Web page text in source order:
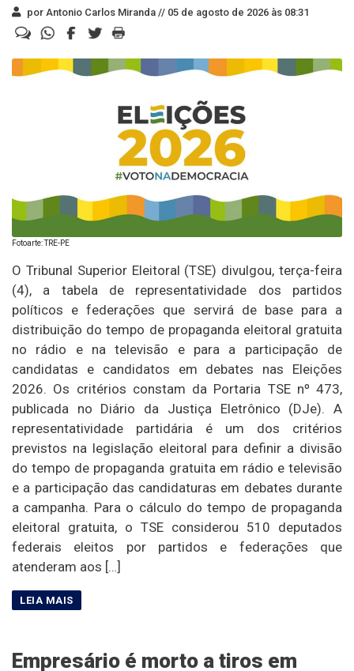
por Antonio Carlos Miranda // 05 de agosto de 2026 às 08:31
Fotoarte: TRE-PE
O Tribunal Superior Eleitoral (TSE) divulgou, terça-feira
(4), a tabela de representatividade dos partidos
políticos e federações que servirá de base para a
distribuição do tempo de propaganda eleitoral gratuita
no rádio e na televisão e para a participação de
candidatas e candidatos em debates nas Eleições
2026. Os critérios constam da Portaria TSE nº 473,
publicada no Diário da Justiça Eletrônico (DJe). A
representatividade partidária é um dos critérios
previstos na legislação eleitoral para definir a divisão
do tempo de propaganda gratuita em rádio e televisão
e a participação das candidaturas em debates durante
a campanha. Para o cálculo do tempo de propaganda
eleitoral gratuita, o TSE considerou 510 deputados
federais eleitos por partidos e federações que
atenderam aos […]
Empresário é morto a tiros em